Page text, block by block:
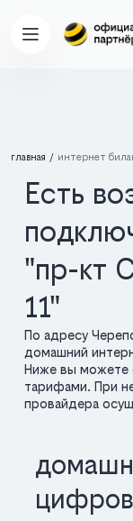
главная интернет
Есть
"пр-кт
11"
По адресу
домашний
Ниже вы можете
тарифами. При
провайдера